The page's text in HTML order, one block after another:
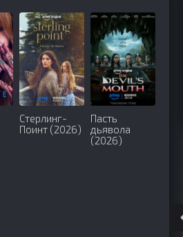
джедай
(2026)
Стерлинг-
Поинт (2026)
Пасть
дьявола
(2026)